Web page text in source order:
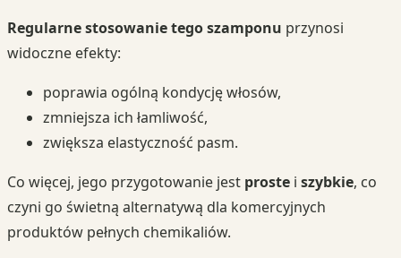
Regularne stosowanie tego szamponu przynosi
widoczne efekty:
poprawia ogólną kondycję włosów,
zmniejsza ich łamliwość,
zwiększa elastyczność pasm.
Co więcej, jego przygotowanie jest proste i szybkie, co
czyni go świetną alternatywą dla komercyjnych
produktów pełnych chemikaliów.